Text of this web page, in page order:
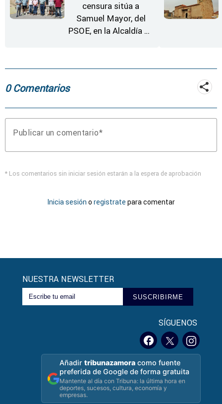
censura sitúa a
Samuel Mayor, del
PSOE, en la Alcaldía de
0 Comentarios
Publicar un comentario
* Los comentarios sin iniciar sesión estarán a la espera de aprobación
Inicia sesión o registrate para comentar
NUESTRA NEWSLETTER
SUSCRIBIRME
SÍGUENOS
Añadirtribunazamora como fuente
preferida de Google de forma gratuita
Mantente al día con Tribuna: la última hora en
deportes, sucesos, cultura, economía y
empresas.